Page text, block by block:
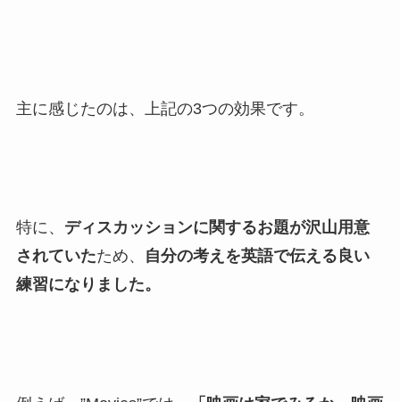
主に感じたのは、上記の3つの効果です。
特に、 ディスカッションに関するお題が沢山用意
されていたため、
自分の考えを英語で伝える良い
練習になりました。